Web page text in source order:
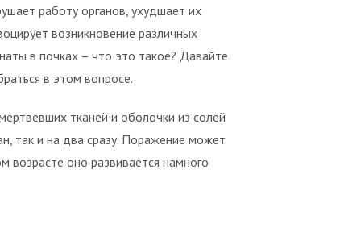
работу органов, ухудшает их
возникновение различных
в почках – что это такое? Давайте
в этом вопросе.
тканей и оболочки из солей
так и на два сразу. Поражение может
возрасте оно развивается намного